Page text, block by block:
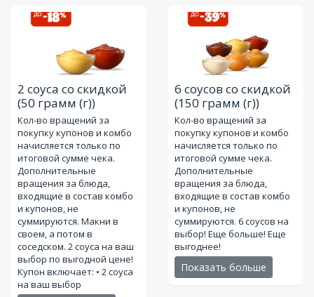
2 соуса со скидкой
(50 грамм (г))
Кол-во вращений за
покупку купонов и комбо
начисляется только по
итоговой сумме чека.
Дополнительные
вращения за блюда,
входящие в состав комбо
и купонов, не
суммируются. Макни в
своем, а потом в
соседском. 2 соуса на ваш
выбор по выгодной цене!
Купон включает: • 2 соуса
на ваш выбор
6 соусов со скидкой
(150 грамм (г))
Кол-во вращений за
покупку купонов и комбо
начисляется только по
итоговой сумме чека.
Дополнительные
вращения за блюда,
входящие в состав комбо
и купонов, не
суммируются. 6 соусов на
выбор! Еще больше! Еще
выгоднее!
Показать больше